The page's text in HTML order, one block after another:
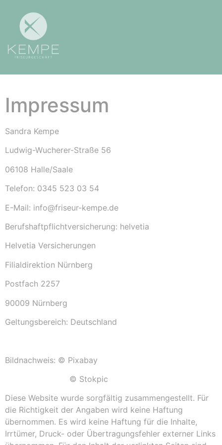
Impressum
Sandra Kempe
Ludwig-Wucherer-Straße 56
06108 Halle/Saale
Telefon: 0345 523 03 54
E-Mail: info@friseur-kempe.de
Berufshaftpflichtversicherung: helvetia
Helvetia Versicherungen
Filialdirektion Nürnberg
Postfach 2257
90009 Nürnberg
Geltungsbereich: Deutschland
Bildnachweis: © Pixabay
© Stokpic
Diese Website wurde sorgfältig zusammengestellt. Für
die Richtigkeit der Angaben wird keine Haftung
übernommen. Es wird keine Haftung für die Inhalte,
Irrtümer, Druck- oder Übertragungsfehler externer Links